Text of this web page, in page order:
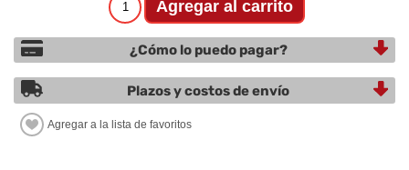
¿Cómo lo puedo pagar?
Plazos y costos de envío